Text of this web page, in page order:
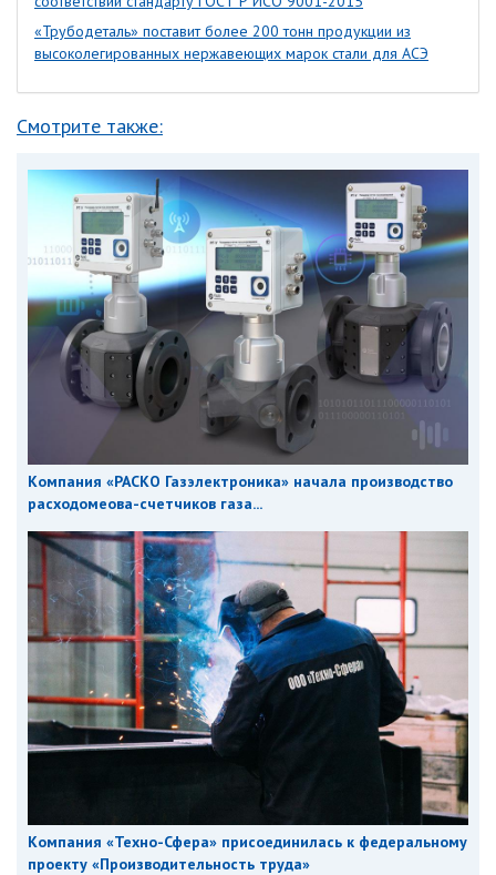
«Трубодеталь» поставит более 200 тонн продукции из
высоколегированных нержавеющих марок стали для АСЭ
Смотрите также:
Компания «РАСКО Газэлектроника» начала производство
расходомеова-счетчиков газа...
Компания «Техно-Сфера» присоединилась к федеральному
проекту «Производительность труда»